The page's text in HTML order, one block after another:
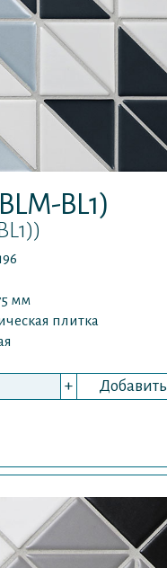
BL1)
мм
плитка
+ Добавить